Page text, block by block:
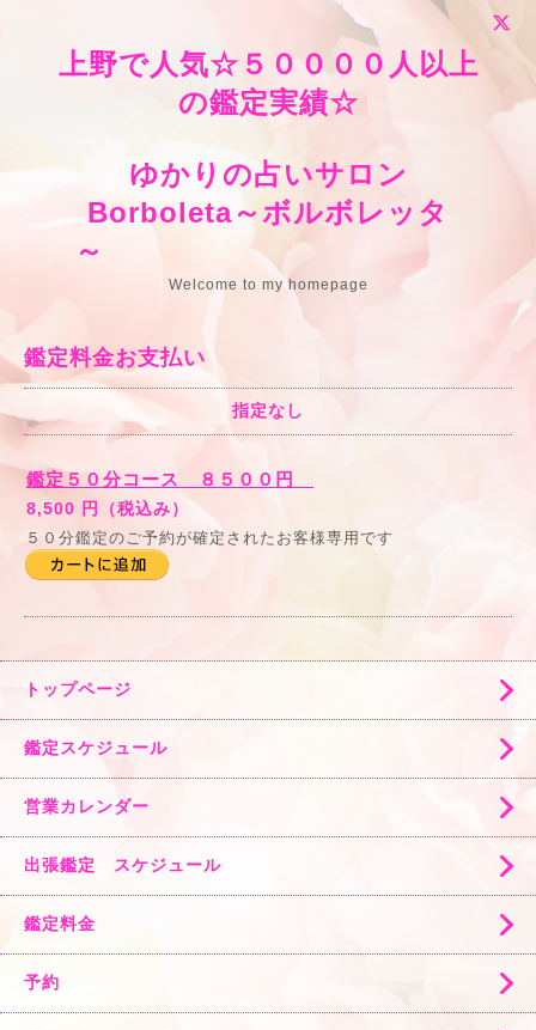
上野で人気☆５００００人以上
の鑑定実績☆
ゆかりの占いサロン
Borboleta～ボルボレッタ
～
Welcome to my homepage
鑑定料金お支払い
指定なし
鑑定５０分コース ８５００円
8,500 円（税込み）
５０分鑑定のご予約が確定されたお客様専用です
トップページ
鑑定スケジュール
営業カレンダー
出張鑑定 スケジュール
鑑定料金
予約